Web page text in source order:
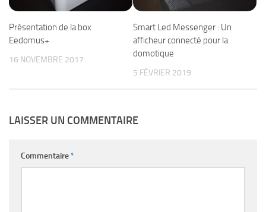
Présentation de la box
Eedomus+
16 NOVEMBRE 2017
Smart Led Messenger : Un
afficheur connecté pour la
domotique
5 FÉVRIER 2019
LAISSER UN COMMENTAIRE
Commentaire*